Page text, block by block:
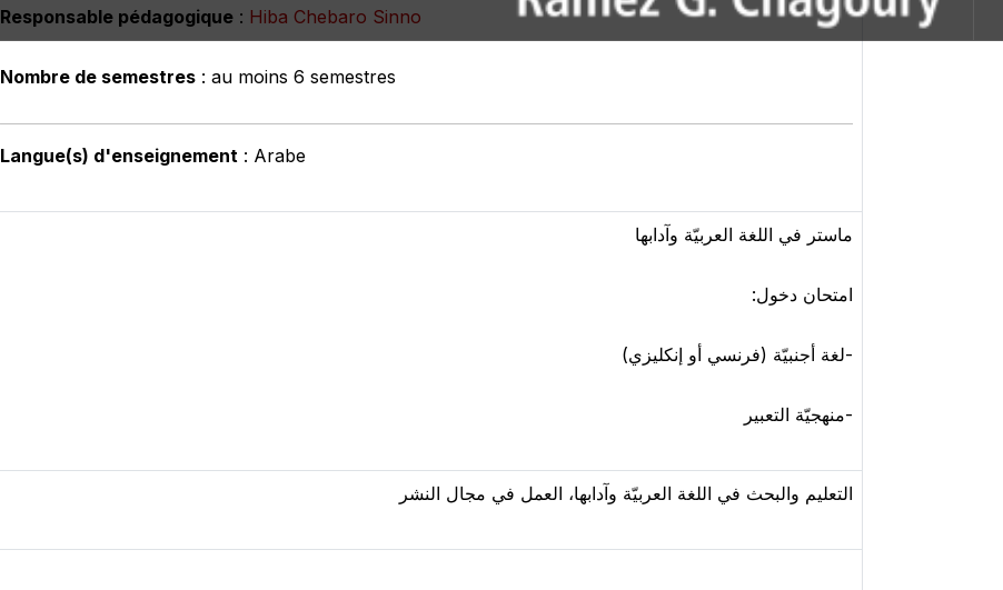
Responsable pédagogique : Hiba Chebaro Sinno
Nombre de semestres : au moins 6 semestres
Langue(s) d'enseignement : Arabe
ماستر في اللغة العربيّة وآدابها
امتحان دخول:
-لغة أجنبيّة (فرنسي أو إنكليزي)
-منهجيّة التعبير
التعليم والبحث في اللغة العربيّة وآدابها، العمل في مجال النشر